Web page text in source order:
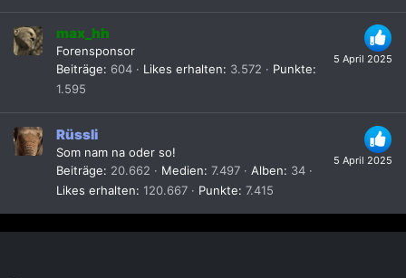
5 April 2025
max_hh
Forensponsor
Beiträge
604 Likes erhalten 3.572
Punkte
1.595
5 April 2025
Rüssli
Som nam na oder so!
Beiträge
20.662 Medien 7.497 Alben
34
Likes erhalten 120.667 Punkte 7.415